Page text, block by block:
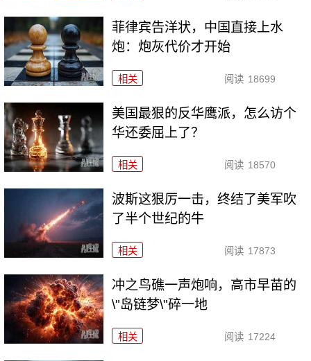
菲律宾告洋状，中国直接上水
炮：炮灰代价才开始
相关 阅读 18699
美国最狠的反华鹰派，怎么访个
华还委屈上了？
相关 阅读 18570
波斯这狠厉一击，终结了美军吹
了半个世纪的牛
相关 阅读 17873
冲之鸟礁一声炮响，高市早苗的
\"岛链梦\"碎一地
相关 阅读 17224